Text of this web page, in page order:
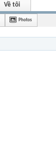
Về tôi
Photos